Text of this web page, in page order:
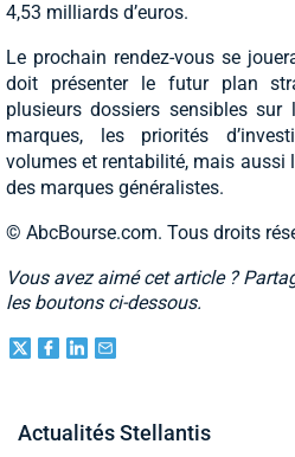
4,53 milliards d’euros.
Le prochain rendez-vous se
doit présenter le futur plan
plusieurs dossiers sensibles
marques, les priorités
volumes et rentabilité, mais aussi
des marques généralistes.
© AbcBourse.com. Tous droits
Vous avez aimé cet article ?
les boutons ci-dessous.
Actualités Stellantis